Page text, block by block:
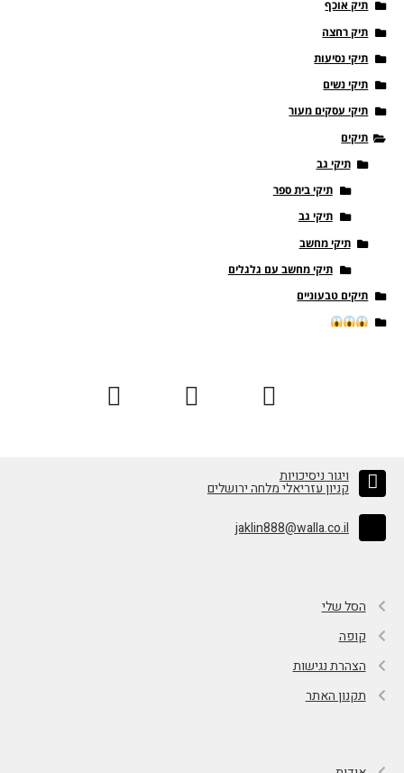
תיק אוכף
תיק רחצה
תיקי נסיעות
תיקי נשים
תיקי עסקים מעור
תיקים
תיקי גב
תיקי בית ספר
תיקי גב
תיקי מחשב
תיקי מחשב עם גלגלים
תיקים טבעוניים
ויגור ניסיכויות
קניון עזריאלי מלחה ירושלים
jaklin888@walla.co.il
הסל שלי
קופה
הצהרת נגישות
תקנון האתר